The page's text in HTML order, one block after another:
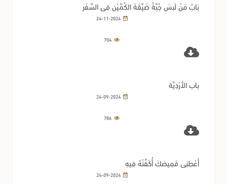
بَابُ مَنْ لَبِسَ جُبَّةً ضَيِّقَةَ الكُمَّيْنِ فِي السَّفَرِ
24-11-2024
باب الأَرْدِيَّة
24-09-2024
أَعْطِنِي قَمِيصَكَ أُكَفِّنْهُ فِيهِ
24-09-2024